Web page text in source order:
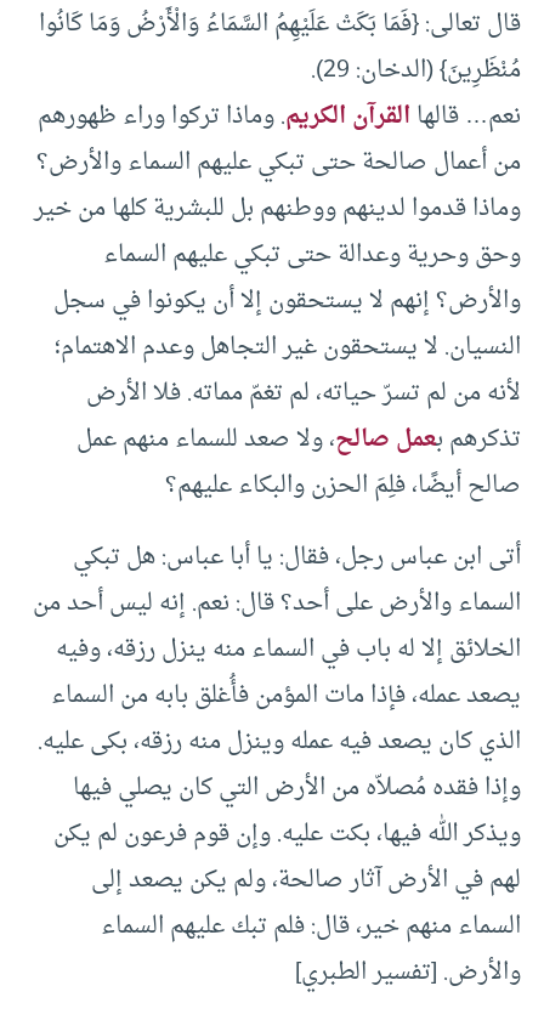
قال تعالى: {فَمَا بَكَتْ عَلَيْهِمُ السَّمَاءُ وَالْأَرْضُ وَمَا كَانُوا
مُنْظَرِينَ} (الدخان: 29).
نعم… قالهاالقرآن الكريم. وماذا تركوا وراء ظهورهم
من أعمال صالحة حتى تبكي عليهم السماء والأرض؟
وماذا قدموا لدينهم ووطنهم بل للبشرية كلها من خير
وحق وحرية وعدالة حتى تبكي عليهم السماء
والأرض؟ إنهم لا يستحقون إلا أن يكونوا في سجل
النسيان. لا يستحقون غير التجاهل وعدم الاهتمام؛
لأنه من لم تسرّ حياته، لم تغمّ مماته. فلا الأرض
تذكرهم بعمل صالح، ولا صعد للسماء منهم عمل
صالح أيضًا، فلِمَ الحزن والبكاء عليهم؟
أتى ابن عباس رجل، فقال: يا أبا عباس: هل تبكي
السماء والأرض على أحد؟ قال: نعم. إنه ليس أحد من
الخلائق إلا له باب في السماء منه ينزل رزقه، وفيه
يصعد عمله، فإذا مات المؤمن فأُغلق بابه من السماء
الذي كان يصعد فيه عمله وينزل منه رزقه، بكى عليه.
وإذا فقده مُصلاّه من الأرض التي كان يصلي فيها
ويذكر الله فيها، بكت عليه. وإن قوم فرعون لم يكن
لهم في الأرض آثار صالحة، ولم يكن يصعد إلى
السماء منهم خير، قال: فلم تبك عليهم السماء
والأرض. [تفسير الطبري]